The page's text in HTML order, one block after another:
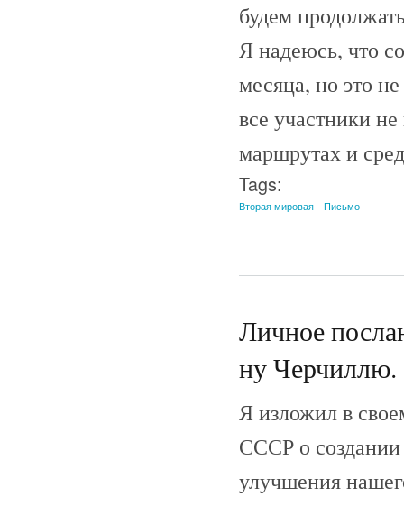
будем
Я надеюсь, что
месяца, но это
все участники
маршрутах и
Tags:
Вторая мировая Письмо
Личное
ну Черчиллю.
Я изложил в
СССР о создании
улучшения